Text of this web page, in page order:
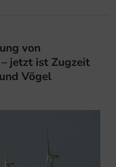
von
jetzt ist Zugzeit
Vögel